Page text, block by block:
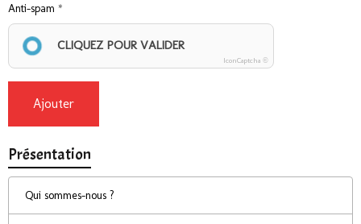
Anti-spam
CLIQUEZ POUR VALIDER
IconCaptcha ©
Ajouter
Présentation
Qui sommes-nous ?